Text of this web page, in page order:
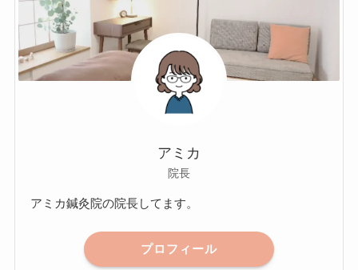
アミカ
院長
アミカ鍼灸院の院長してます。
プロフィール